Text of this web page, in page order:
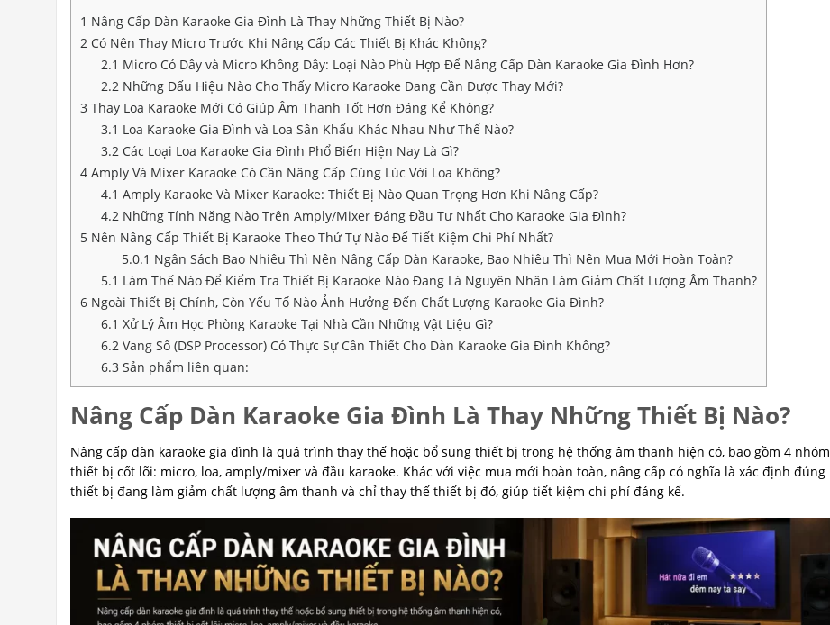
1 Nâng Cấp Dàn Karaoke Gia Đình Là Thay Những Thiết Bị Nào?
2 Có Nên Thay Micro Trước Khi Nâng Cấp Các Thiết Bị Khác Không?
2.1 Micro Có Dây và Micro Không Dây: Loại Nào Phù Hợp Để Nâng Cấp Dàn Karaoke Gia Đình Hơn?
2.2Những Dấu Hiệu Nào Cho Thấy Micro Karaoke Đang Cần Được Thay Mới?
3 Thay Loa Karaoke Mới Có Giúp Âm Thanh Tốt Hơn Đáng Kể Không?
3.1 Loa Karaoke Gia Đình và Loa Sân Khấu Khác Nhau Như Thế Nào?
3.2Các Loại Loa Karaoke Gia Đình Phổ Biến Hiện Nay Là Gì?
4 Amply Và Mixer Karaoke Có Cần Nâng Cấp Cùng Lúc Với Loa Không?
4.1 Amply Karaoke Và Mixer Karaoke: Thiết Bị Nào Quan Trọng Hơn Khi Nâng Cấp?
4.2Những Tính Năng Nào Trên Amply/Mixer Đáng Đầu Tư Nhất Cho Karaoke Gia Đình?
5 Nên Nâng Cấp Thiết Bị Karaoke Theo Thứ Tự Nào Để Tiết Kiệm Chi Phí Nhất?
5.0.1 Ngân Sách Bao Nhiêu Thì Nên Nâng Cấp Dàn Karaoke, Bao Nhiêu Thì Nên Mua Mới Hoàn Toàn?
5.1 Làm Thế Nào Để Kiểm Tra Thiết Bị Karaoke Nào Đang Là Nguyên Nhân Làm Giảm Chất Lượng Âm Thanh?
6 Ngoài Thiết Bị Chính, Còn Yếu Tố Nào Ảnh Hưởng Đến Chất Lượng Karaoke Gia Đình?
6.1 Xử Lý Âm Học Phòng Karaoke Tại Nhà Cần Những Vật Liệu Gì?
6.2Vang Số (DSP Processor) Có Thực Sự Cần Thiết Cho Dàn Karaoke Gia Đình Không?
6.3Sản phẩm liên quan:
Nâng Cấp Dàn Karaoke Gia Đình Là Thay Những Thiết Bị Nào?
Nâng cấp dàn karaoke gia đình là quá trình thay thế hoặc bổ sung thiết bị trong hệ thống âm thanh hiện có, bao gồm 4 nhóm
thiết bị cốt lõi: micro, loa, amply/mixer và đầu karaoke. Khác với việc mua mới hoàn toàn, nâng cấp có nghĩa là xác định đúng
thiết bị đang làm giảm chất lượng âm thanh và chỉ thay thế thiết bị đó, giúp tiết kiệm chi phí đáng kể.